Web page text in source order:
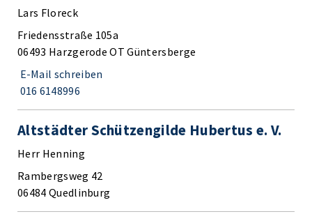
Lars Floreck
Friedensstraße 105a
06493 Harzgerode OT Güntersberge
E-Mail schreiben
016 6148996
Altstädter Schützengilde Hubertus e. V.
Herr Henning
Rambergsweg 42
06484 Quedlinburg